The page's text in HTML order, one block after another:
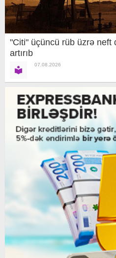
"Citi" üçüncü rüb üzrə neft
artırıb
07.08.2026